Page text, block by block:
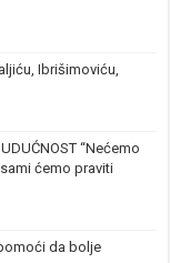
Ibrišimoviću,
“Nećemo
ćemo praviti
da bolje